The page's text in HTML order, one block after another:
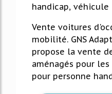
handicap, véhicule
Vente voitures
mobilité. GNS
propose la vente
aménagés pour
pour personne